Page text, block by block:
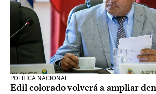
POLÍTICA NACIONAL
Edil colorado volverá a ampliar